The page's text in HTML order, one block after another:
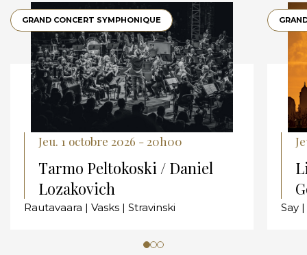
Tarmo Peltokoski / Daniel
Lozakovich
Jeu. 1 octobre 2026 - 20h00
Rautavaara | Vasks | Stravinski
GRAND CONCERT SYMPHONIQUE
Say